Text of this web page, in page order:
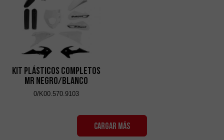
Kit Plásticos Completos
MR Negro/Blanco
0/K00.570.9103
CARGAR MÁS